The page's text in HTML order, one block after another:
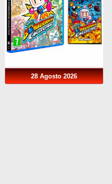
28 Agosto 2026